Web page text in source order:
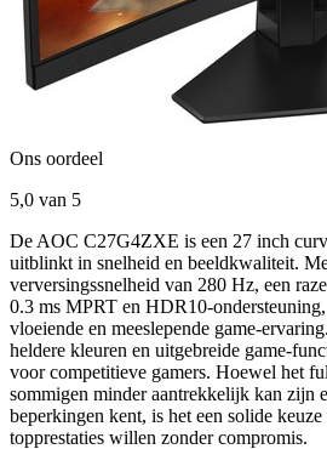
Ons oordeel
5,0 van 5
De AOC C27G4ZXE is een 27 inch
uitblinkt in snelheid en beeldkwaliteit.
verversingssnelheid van 280 Hz, een
0.3 ms MPRT en HDR10-
vloeiende en meeslepende game-
heldere kleuren en uitgebreide game-
voor competitieve gamers. Hoewel het
sommigen minder aantrekkelijk kan zijn
beperkingen kent, is het een solide
topprestaties willen zonder compromis.